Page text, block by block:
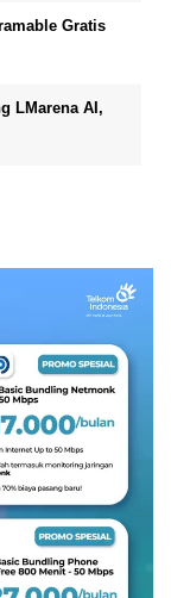
Gratis
LMarena AI,